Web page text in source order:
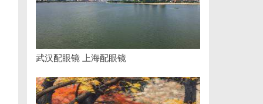
武汉配眼镜 上海配眼镜